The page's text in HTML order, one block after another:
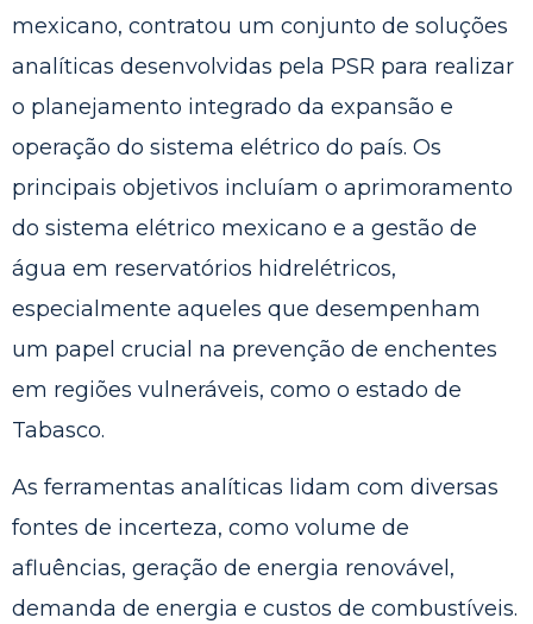
mexicano, contratou um conjunto de soluções
analíticas desenvolvidas pela PSR para realizar
o planejamento integrado da expansão e
operação do sistema elétrico do país. Os
principais objetivos incluíam o aprimoramento
do sistema elétrico mexicano e a gestão de
água em reservatórios hidrelétricos,
especialmente aqueles que desempenham
um papel crucial na prevenção de enchentes
em regiões vulneráveis, como o estado de
Tabasco.
As ferramentas analíticas lidam com diversas
fontes de incerteza, como volume de
afluências, geração de energia renovável,
demanda de energia e custos de combustíveis.